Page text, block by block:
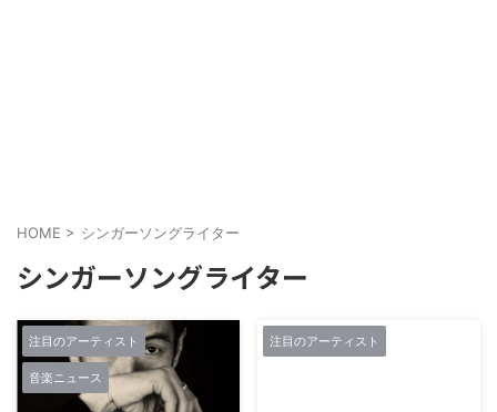
HOME > シンガーソングライター
シンガーソングライター
注目のアーティスト
音楽ニュース
注目のアーティスト